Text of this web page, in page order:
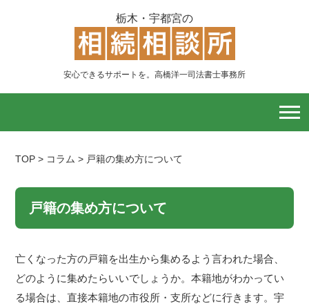
栃木・宇都宮の
安心できるサポートを。高橋洋一司法書士事務所
TOP > コラム > 戸籍の集め方について
戸籍の集め方について
亡くなった方の戸籍を出生から集めるよう言われた場合、
どのように集めたらいいでしょうか。本籍地がわかってい
る場合は、直接本籍地の市役所・支所などに行きます。宇